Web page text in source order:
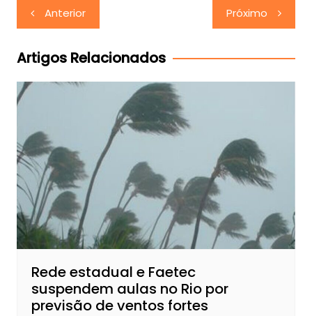
Navegação
de
Post
Anterior Próximo
Artigos Relacionados
Rede estadual e Faetec
suspendem aulas no Rio por
previsão de ventos fortes